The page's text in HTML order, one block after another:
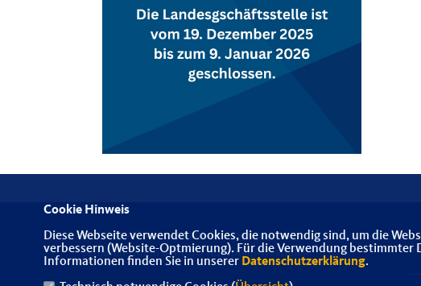
Herzlich Willkommen auf der Homepage der
Senioren-Union der CDU Nordrhein-Westfalen!
Cookie Hinweis
Diese Webseite verwendet Cookies, die notwendig sind, um die
verbessern (Website-Optmierung). Für die Verwendung
Informationen finden Sie in unserer Datenschutzerklärung.